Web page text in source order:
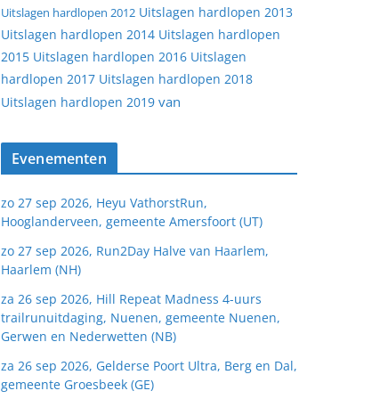
Uitslagen hardlopen 2012 Uitslagen hardlopen 2013
Uitslagen hardlopen 2014 Uitslagen hardlopen
2015 Uitslagen hardlopen 2016 Uitslagen
hardlopen 2017 Uitslagen hardlopen 2018
Uitslagen hardlopen 2019 van
Evenementen
zo 27 sep 2026, Heyu VathorstRun,
Hooglanderveen, gemeente Amersfoort (UT)
zo 27 sep 2026, Run2Day Halve van Haarlem,
Haarlem (NH)
za 26 sep 2026, Hill Repeat Madness 4-uurs
trailrunuitdaging, Nuenen, gemeente Nuenen,
Gerwen en Nederwetten (NB)
za 26 sep 2026, Gelderse Poort Ultra, Berg en Dal,
gemeente Groesbeek (GE)